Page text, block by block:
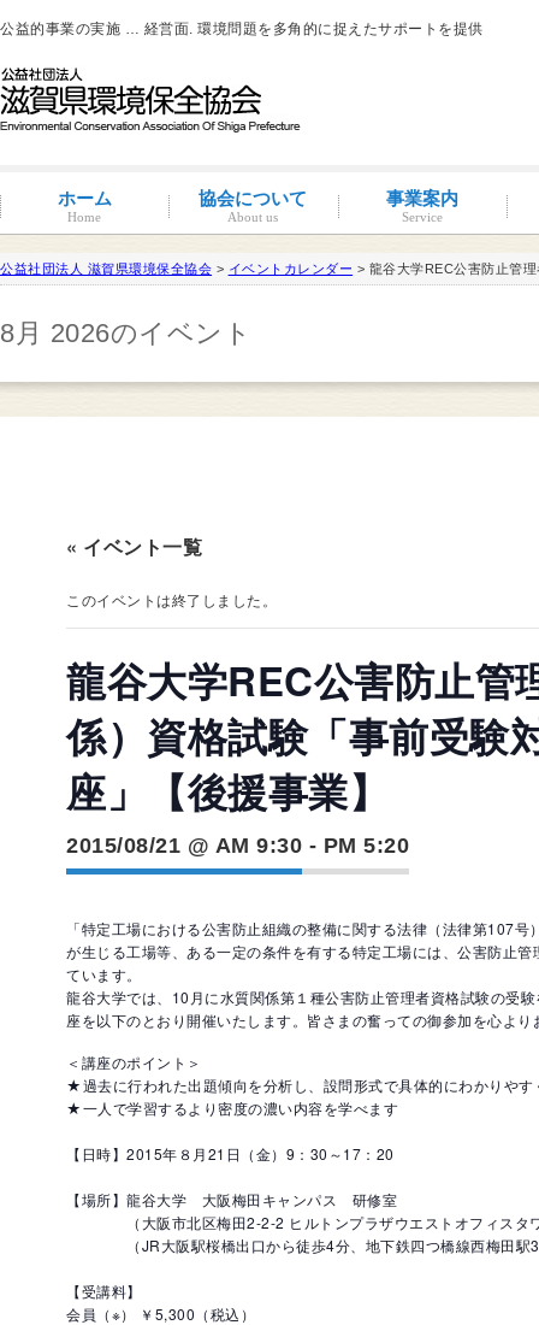
公益的事業の実施 … 経営面. 環境問題を多角的に捉えたサポートを提供
ホーム
Home
協会について
About us
概要と沿革
組織図・役員紹介
情報公開
コンプライアンス
事業案内
Service
コンプライアンス支援
地域連携事業
環境負荷低減活動支援
環境経営の支援
事業サポート
水処理分科会
派遣事業
水質
大気
土壌汚染
産業廃棄物
騒音・振動・悪臭防止
省エネルギー
ISO14001
その他
滋賀県条例関係
有機物分解装置
自動手洗い乾燥装置
新クリラック処理
会員一覧
入会案内
会員の特典
公益社団法人 滋賀県環境保全協会 > イベントカレンダー > 龍谷大学REC公害防止管
8月 2026のイベント
« イベント一覧
このイベントは終了しました。
龍谷大学REC公害防止管
係）資格試験「事前受
座」【後援事業】
2015/08/21 @ AM 9:30 - PM 5:20
「特定工場における公害防止組織の整備に関する法律（法律第107
が生じる工場等、ある一定の条件を有する特定工場には、公害防止
ています。
龍谷大学では、10月に水質関係第１種公害防止管理者資格試験の受
座を以下のとおり開催いたします。皆さまの奮っての御参加を心よ
＜講座のポイント＞
★過去に行われた出題傾向を分析し、設問形式で具体的にわかりやす
★一人で学習するより密度の濃い内容を学べます
【日時】2015年８月21日（金）9：30～17：20
【場所】龍谷大学 大阪梅田キャンパス 研修室
（大阪市北区梅田2-2-2 ヒルトンプラザウエストオフィスタ
（JR大阪駅桜橋出口から徒歩4分、地下鉄四つ橋線西梅田駅3
【受講料】
会員（※） ￥5,300（税込）